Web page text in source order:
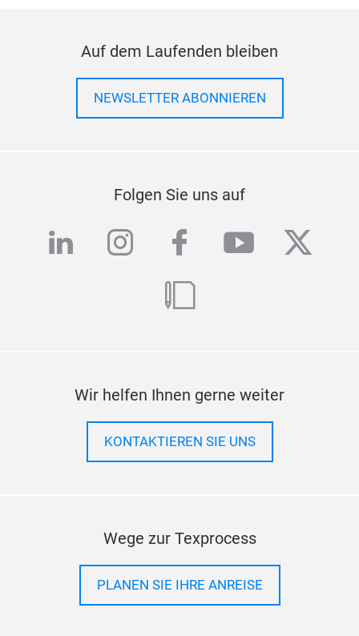
Auf dem Laufenden bleiben
NEWSLETTER ABONNIEREN
Folgen Sie uns auf
linkedininstagram
facebook
youtube
blog
Wir helfen Ihnen gerne weiter
KONTAKTIEREN SIE UNS
Wege zur Texprocess
PLANEN SIE IHRE ANREISE